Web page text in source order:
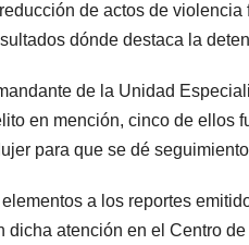
de actos de
dónde destaca la
de la Unidad
en mención, cinco de
para que se dé
a los reportes
dicha atención en el Centro